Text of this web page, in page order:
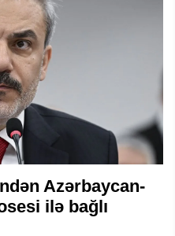
Azərbaycan-
ilə bağlı